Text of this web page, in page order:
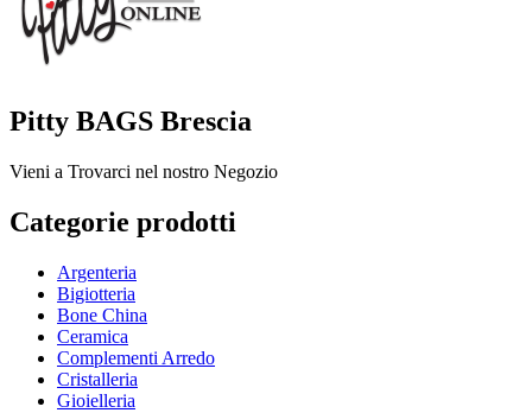
Pitty BAGS Brescia
Vieni a Trovarci nel nostro Negozio
Categorie prodotti
Argenteria
Bigiotteria
Bone China
Ceramica
Complementi Arredo
Cristalleria
Gioielleria